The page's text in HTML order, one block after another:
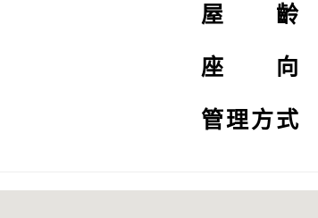
屋 齡
座 向
管理方式